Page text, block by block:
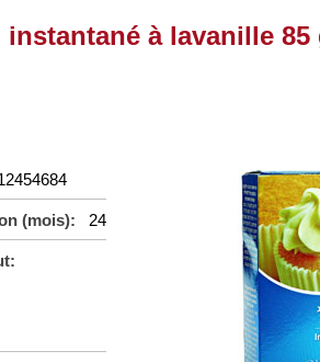
instantané à lavanille 85
(mois): 24